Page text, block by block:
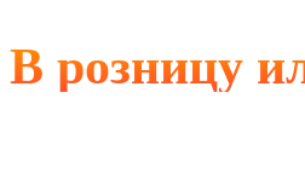
В розницу